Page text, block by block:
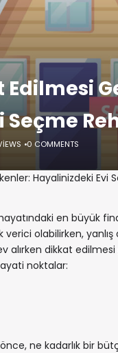
Edilmesi
0 COMMENTS
Hayalinizdeki Evi
en büyük
olabilirken, yanlış
alırken dikkat
noktalar:
ne kadarlık bir